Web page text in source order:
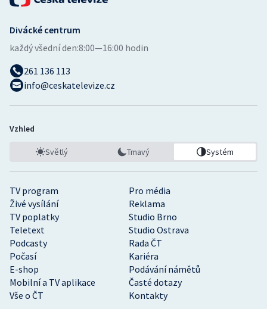
TV program
Pro média
Živé vysílání
Reklama
TV poplatky
Studio Brno
Teletext
Studio Ostrava
Podcasty
Rada ČT
Počasí
Kariéra
E-shop
Podávání námětů
Mobilní a TV aplikace
Časté dotazy
Vše o ČT
Kontakty
Divácké centrum
každý všední den:8:00—16:00 hodin
261 136 113
info@ceskatelevize.cz
Vzhled
Světlý Tmavý Systém